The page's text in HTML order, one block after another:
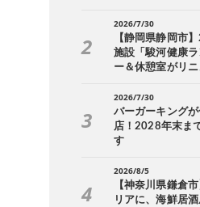
2026/7/30
【静岡県静岡市
施設「駿河健康
ー＆休憩室がリ
2026/7/30
バーガーキング
店！2028年末ま
す
2026/8/5
【神奈川県鎌倉
リアに、海鮮居